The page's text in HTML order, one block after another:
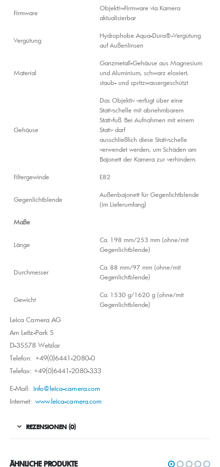
Firmware
Objektiv-Firmware via Kamera
aktualisierbar
Vergütung
Hydrophobe Aqua-Dura®-Vergütung
auf Außenlinsen
Material
Ganzmetall-Gehäuse aus Magnesium
und Aluminium, schwarz eloxiert,
staub- und spritzwassergeschützt
Gehäuse
Das Objektiv verfügt über eine
Stativschelle mit abnehmbarem
Stativfuß. Bei Aufnahmen mit einem
Stativ darf
ausschließlich diese Stativschelle
verwendet werden, um Schäden am
Bajonett der Kamera zur verhindern.
Filtergewinde E82
Gegenlichtblende
Außenbajonett für Gegenlichtblende
(im Lieferumfang)
Maße
Länge
Ca. 198 mm/253 mm (ohne/mit
Gegenlichtblende)
Durchmesser
Ca. 88 mm/97 mm (ohne/mit
Gegenlichtblende)
Gewicht
Ca. 1530 g/1620 g (ohne/mit
Gegenlichtblende)
Leica Camera AG
Am Leitz-Park 5
D-35578 Wetzlar
Telefon: +49(0)6441-2080-0
Telefax: +49(0)6441-2080-333
E-Mail: info@leica-camera.com
Internet: www.leica-camera.com
REZENSIONEN (0)
ÄHNLICHE PRODUKTE